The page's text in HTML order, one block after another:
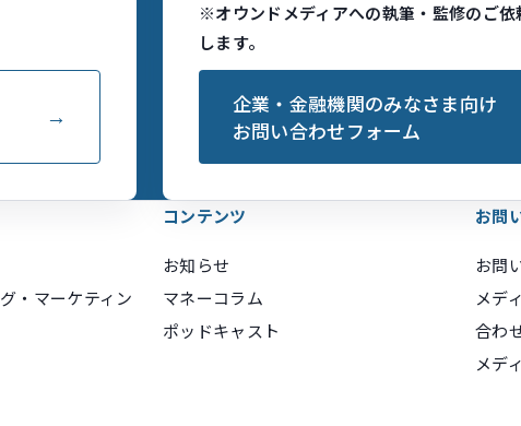
※オウンドメディアへの執筆・監修のご
します。
企業・金融機関のみなさま向け
お問い合わせフォーム
・マーケティン
コンテンツ
お知らせ
マネーコラム
ポッドキャスト
お問
お問
メデ
合わ
メデ